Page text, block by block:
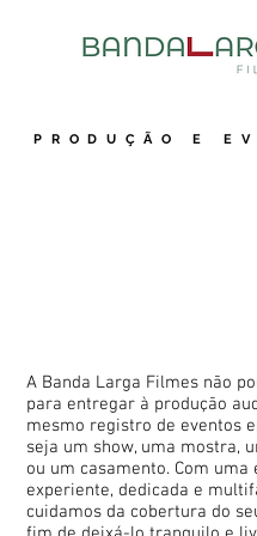
PRODUÇÃO E
A Banda Larga Filmes não
para entregar à produção
mesmo registro de eventos
seja um show, uma mostra,
ou um casamento. Com uma
experiente, dedicada e
cuidamos da cobertura do